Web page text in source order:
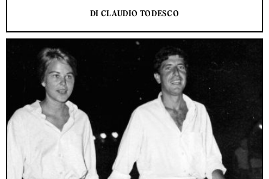
DI CLAUDIO TODESCO